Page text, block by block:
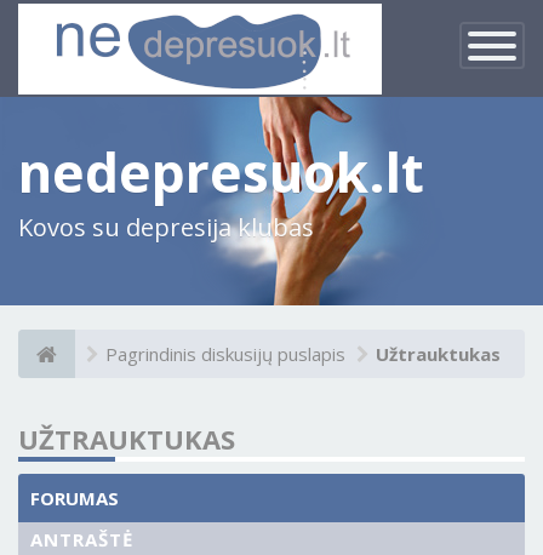
Įjungti
×
nedepresuok.lt
Kovos su depresija klubas
Pagrindinis diskusijų puslapis Užtrauktukas
UŽTRAUKTUKAS
FORUMAS
ANTRAŠTĖ